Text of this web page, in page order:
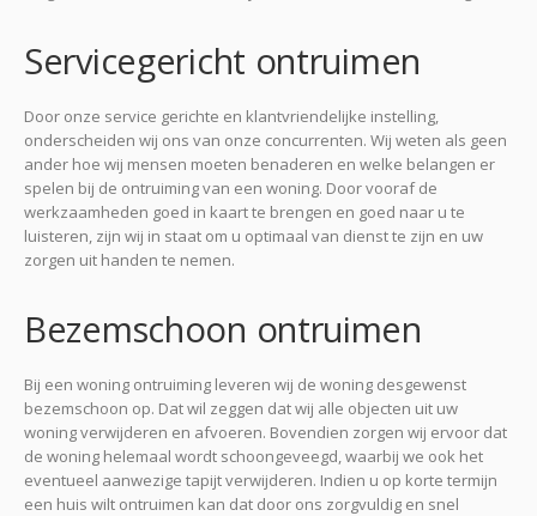
Servicegericht ontruimen
Door onze service gerichte en klantvriendelijke instelling,
onderscheiden wij ons van onze concurrenten. Wij weten als geen
ander hoe wij mensen moeten benaderen en welke belangen er
spelen bij de ontruiming van een woning. Door vooraf de
werkzaamheden goed in kaart te brengen en goed naar u te
luisteren, zijn wij in staat om u optimaal van dienst te zijn en uw
zorgen uit handen te nemen.
Bezemschoon ontruimen
Bij een woning ontruiming leveren wij de woning desgewenst
bezemschoon op. Dat wil zeggen dat wij alle objecten uit uw
woning verwijderen en afvoeren. Bovendien zorgen wij ervoor dat
de woning helemaal wordt schoongeveegd, waarbij we ook het
eventueel aanwezige tapijt verwijderen. Indien u op korte termijn
een huis wilt ontruimen kan dat door ons zorgvuldig en snel